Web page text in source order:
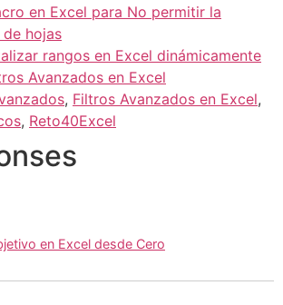
en Excel para No permitir la
hojas
rangos en Excel dinámicamente
Avanzados en Excel
, Filtros Avanzados en Excel,
, Reto40Excel
en Excel desde Cero